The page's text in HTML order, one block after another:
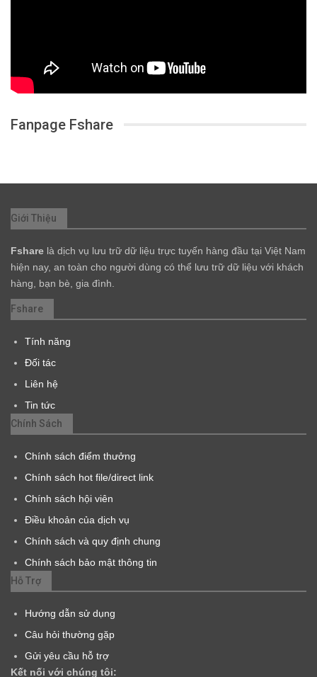
Fanpage Fshare
Giới Thiệu
Fshare là dịch vụ lưu trữ dữ liệu trực tuyến hàng đầu tại Việt Nam
hiện nay, an toàn cho người dùng có thể lưu trữ dữ liệu với khách
hàng, bạn bè, gia đình.
Fshare
Tính năng
Đối tác
Liên hệ
Tin tức
Chính Sách
Chính sách điểm thưởng
Chính sách hot file/direct link
Chính sách hội viên
Điều khoản của dịch vụ
Chính sách và quy định chung
Chính sách bảo mật thông tin
Hỗ Trợ
Hướng dẫn sử dụng
Câu hỏi thường gặp
Gửi yêu cầu hỗ trợ
Kết nối với chúng tôi: